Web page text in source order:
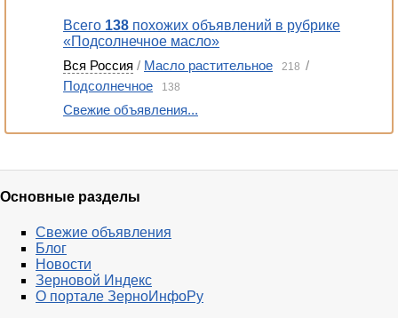
Всего 138 похожих объявлений в рубрике
«Подсолнечное масло»
Вся Россия / Масло растительное 218 /
Подсолнечное
138
Свежие объявления...
Основные разделы
Свежие объявления
Блог
Новости
Зерновой Индекс
О портале ЗерноИнфоРу